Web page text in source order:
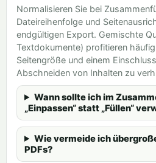
Normalisieren Sie bei
Dateireihenfolge und
endgültigen Export. Gemischte
Textdokumente) profitieren
Seitengröße und einem
Abschneiden von Inhalten zu
Wann sollte ich im
„Einpassen“ statt „Füllen“
Wie vermeide ich
PDFs?